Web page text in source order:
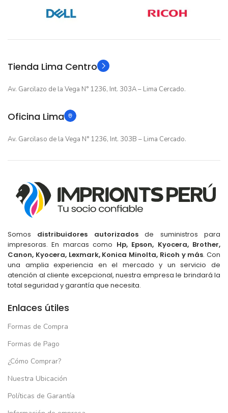
GARANTIA 12 meses
TIPO Original
GARANTIA 12 meses
Tienda Lima Centro
Av. Garcilazo de la Vega N° 1236, Int. 303A – Lima Cercado.
Oficina Lima
Av. Garcilaso de la Vega N° 1236, Int. 303B – Lima Cercado.
Somos distribuidores autorizadosde suministros para
impresoras. En marcas como Hp, Epson, Kyocera, Brother,
Canon, Kyocera, Lexmark, Konica Minolta, Ricoh y más. Con
una amplia experiencia en el mercado y un servicio de
atención al cliente excepcional, nuestra empresa le brindará la
total seguridad y garantía que necesita.
Enlaces útiles
Formas de Compra
Formas de Pago
¿Cómo Comprar?
Nuestra Ubicación
Políticas de Garantía